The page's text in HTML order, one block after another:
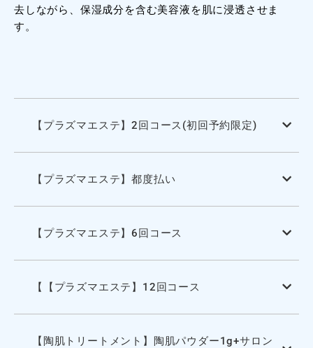
去しながら、保湿成分を含む美容液を肌に浸透させま
す。
【プラズマエステ】2回コース(初回予約限定)
【プラズマエステ】都度払い
【プラズマエステ】6回コース
【【プラズマエステ】12回コース
【陶肌トリートメント】陶肌パウダー1g+サロン